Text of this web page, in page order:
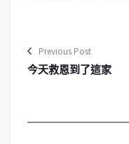
Previous Post
今天救恩到了這家